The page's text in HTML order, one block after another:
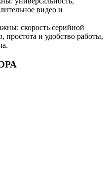
видео и
скорость серийной
простота и удобство работы,